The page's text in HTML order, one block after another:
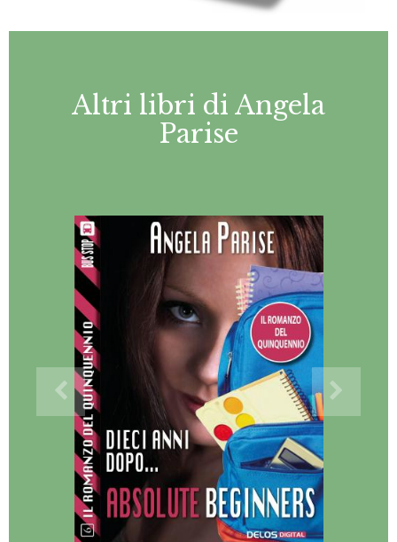
Altri libri di Angela
Parise